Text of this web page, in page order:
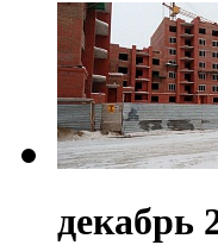
декабрь